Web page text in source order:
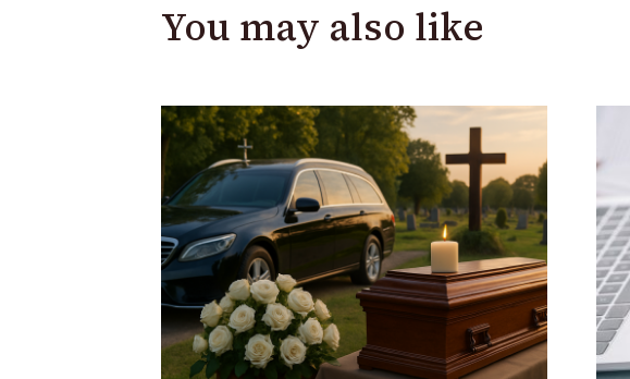
You may also like